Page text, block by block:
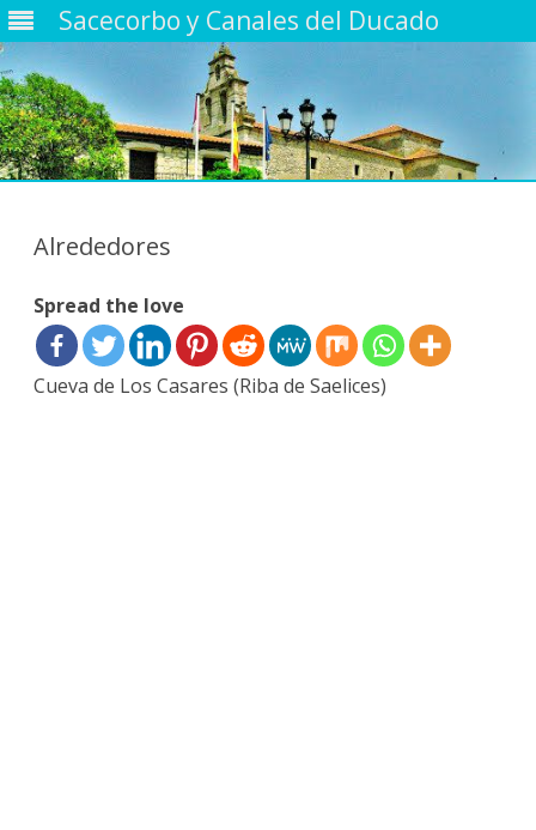
Sacecorbo y Canales del Ducado
Saltar
Alrededores
Spread the love
Cueva de Los Casares (Riba de Saelices)